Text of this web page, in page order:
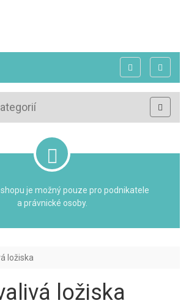
shopu je možný pouze pro podnikatele
a právnické osoby.
ložiska
ložiska